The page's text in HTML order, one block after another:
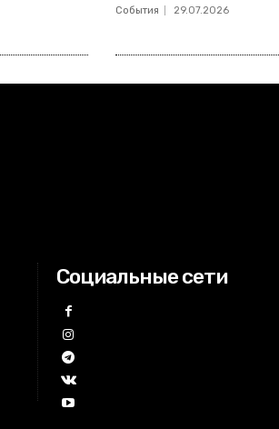
События 29.07.2026
Социальные сети